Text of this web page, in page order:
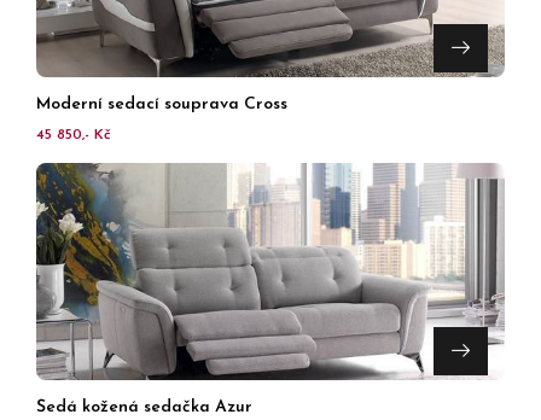
Moderní sedací souprava Cross
45 850,- Kč
Šedá kožená sedačka Azur